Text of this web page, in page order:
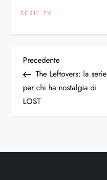
SERIE TV
N
a
v
g
Articolo
precedente
Precedente
The Leftovers: la serie
per chi ha nostalgia di
LOST